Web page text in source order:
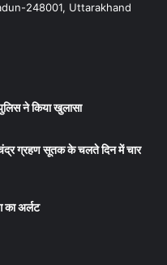
248001, Uttarakhand
ने किया खुलासा
ग्रहण सूतक के चलते दिन में चार
का अर्लट